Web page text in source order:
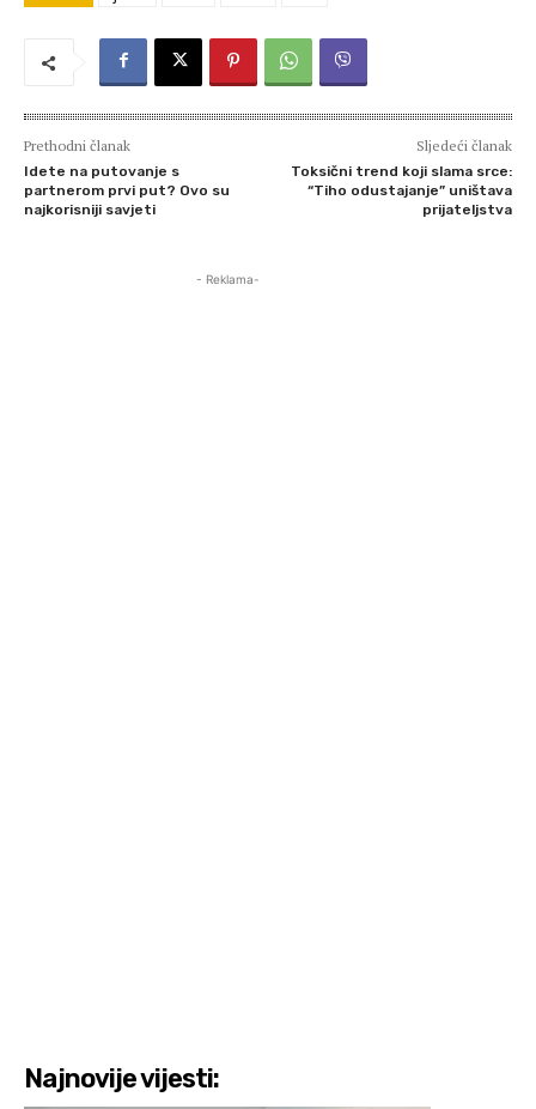
Prethodni članak
Idete na putovanje s
partnerom prvi put? Ovo su
najkorisniji savjeti
Sljedeći članak
Toksični trend koji slama srce:
“Tiho odustajanje” uništava
prijateljstva
- Reklama-
Najnovije vijesti: